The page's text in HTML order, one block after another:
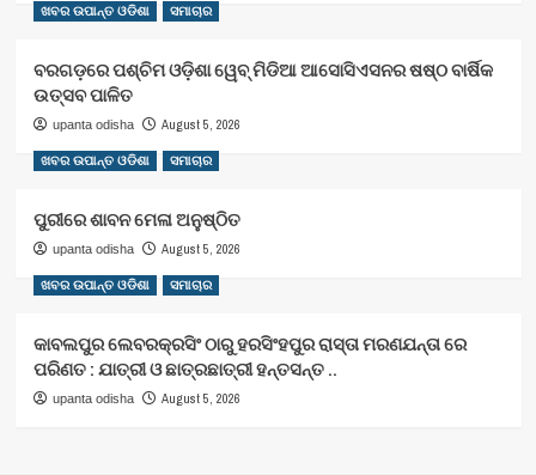
ଖବର ଉପାନ୍ତ ଓଡିଶା ସମାଚାର
ବରଗଡ଼ରେ ପଶ୍ଚିମ ଓଡ଼ିଶା ୱେବ୍ ମିଡିଆ ଆସୋସିଏସନର ଷଷ୍ଠ ବାର୍ଷିକ
ଉତ୍ସବ ପାଳିତ
upanta odisha August 5, 2026
ଖବର ଉପାନ୍ତ ଓଡିଶା ସମାଚାର
ପୁରୀରେ ଶାବନ ମେଳା ଅନୁଷ୍ଠିତ
upanta odisha August 5, 2026
ଖବର ଉପାନ୍ତ ଓଡିଶା ସମାଚାର
କାବଲପୁର ଲେବରକ୍ରସିଂ ଠାରୁ ହରସିଂହପୁର ରାସ୍ତା ମରଣଯନ୍ତା ରେ
ପରିଣତ : ଯାତ୍ରୀ ଓ ଛାତ୍ରଛାତ୍ରୀ ହନ୍ତସନ୍ତ ..
upanta odisha August 5, 2026